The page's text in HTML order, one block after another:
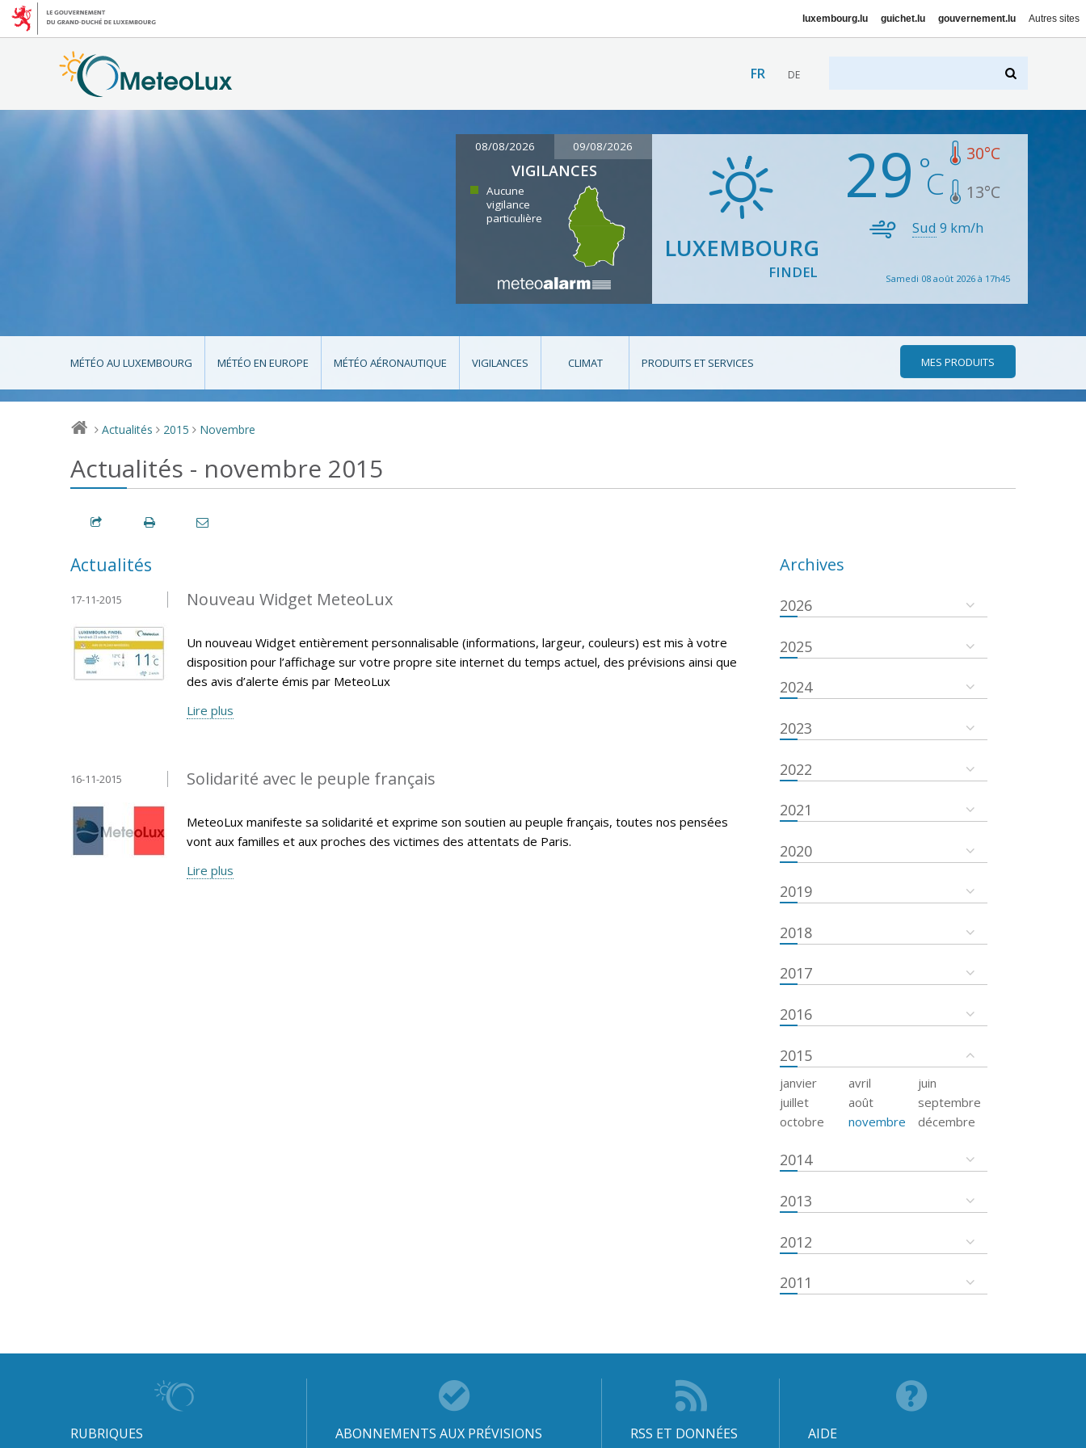
luxembourg.lu guichet.lu gouvernement.lu Autres sites
FR DE
08/08/2026 09/08/2026
VIGILANCES
Aucune
vigilance
particulière
LUXEMBOURG
FINDEL
29 30°C
13°C
Sud 9 km/h
Samedi 08 août 2026 à 17h45
MÉTÉO AU LUXEMBOURG MÉTÉO EN EUROPE MÉTÉO AÉRONAUTIQUE VIGILANCES CLIMAT PRODUITS ET SERVICES MES PRODUITS
> Actualités > 2015 > Novembre
Actualités - novembre 2015
Actualités
Nouveau Widget MeteoLux
17-11-2015
Un nouveau Widget entièrement personnalisable (informations, largeur, couleurs) est mis à votre
disposition pour l’affichage sur votre propre site internet du temps actuel, des prévisions ainsi que
des avis d’alerte émis par MeteoLux
Lire plus
Solidarité avec le peuple français
16-11-2015
MeteoLux manifeste sa solidarité et exprime son soutien au peuple français, toutes nos pensées
vont aux familles et aux proches des victimes des attentats de Paris.
Lire plus
Archives
2026
2025
2024
2023
2022
2021
2020
2019
2018
2017
2016
2015
janvier avril
juin
juillet
août
septembre
octobre
novembre décembre
2014
2013
2012
2011
RUBRIQUES ABONNEMENTS AUX PRÉVISIONS RSS ET DONNÉES AIDE